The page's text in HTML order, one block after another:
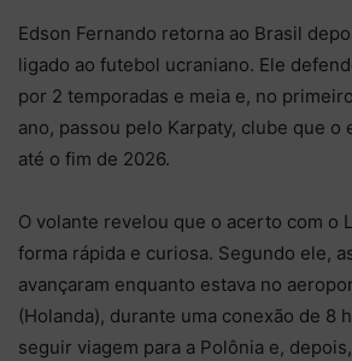
Edson Fernando retorna ao Brasil
ligado ao futebol ucraniano. Ele
por 2 temporadas e meia e, no
ano, passou pelo Karpaty, clube que o
até o fim de 2026.
O volante revelou que o acerto com o
forma rápida e curiosa. Segundo ele,
avançaram enquanto estava no
(Holanda), durante uma conexão de 8
seguir viagem para a Polônia e,